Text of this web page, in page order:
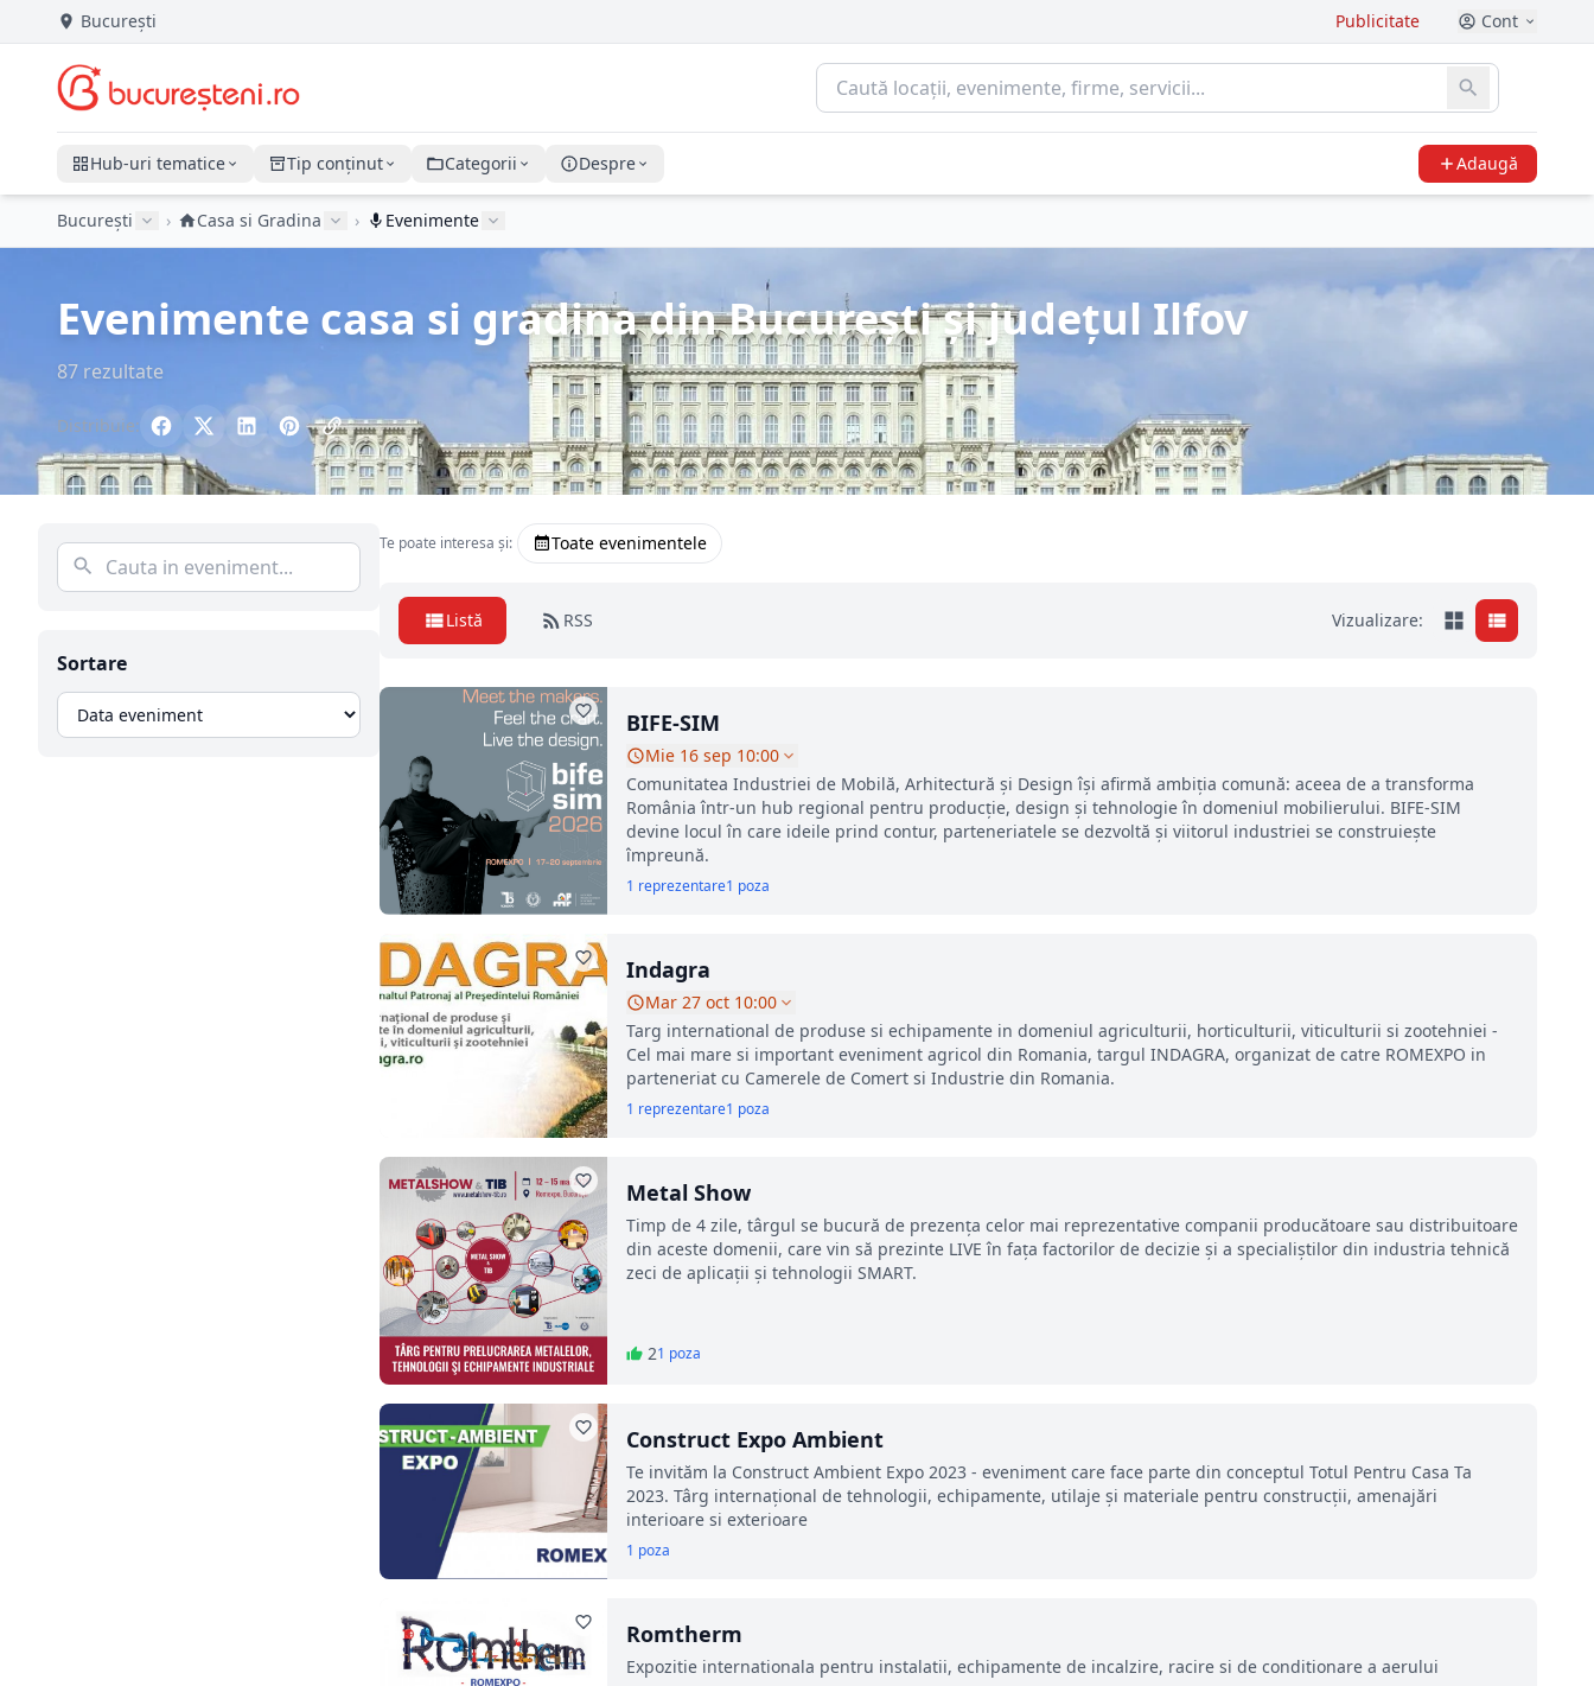
București Publicitate Cont
Hub-uri tematice Tip conținut Categorii Despre Adaugă
București › Casa si Gradina › Evenimente
Evenimente casa si gradina din București și județul Ilfov
87 rezultate
Distribuie:
Sortare
Te poate interesa și: Toate evenimentele
Listă RSS Vizualizare:
BIFE-SIM
Mie 16 sep 10:00
Comunitatea Industriei de Mobilă, Arhitectură și Design își afirmă ambiția comună: aceea de a transforma
România într-un hub regional pentru producție, design și tehnologie în domeniul mobilierului. BIFE-SIM
devine locul în care ideile prind contur, parteneriatele se dezvoltă și viitorul industriei se construiește
împreună.
1 reprezentare1 poza
Indagra
Mar 27 oct 10:00
Targ international de produse si echipamente in domeniul agriculturii, horticulturii, viticulturii si zootehniei -
Cel mai mare si important eveniment agricol din Romania, targul INDAGRA, organizat de catre ROMEXPO in
parteneriat cu Camerele de Comert si Industrie din Romania.
1 reprezentare1 poza
Metal Show
Timp de 4 zile, târgul se bucură de prezenţa celor mai reprezentative companii producătoare sau distribuitoare
din aceste domenii, care vin să prezinte LIVE în faţa factorilor de decizie şi a specialiştilor din industria tehnică
zeci de aplicaţii şi tehnologii SMART.
21 poza
Construct Expo Ambient
Te invităm la Construct Ambient Expo 2023 - eveniment care face parte din conceptul Totul Pentru Casa Ta
2023. Târg internațional de tehnologii, echipamente, utilaje și materiale pentru construcții, amenajări
interioare si exterioare
1 poza
Romtherm
Expozitie internationala pentru instalatii, echipamente de incalzire, racire si de conditionare a aerului